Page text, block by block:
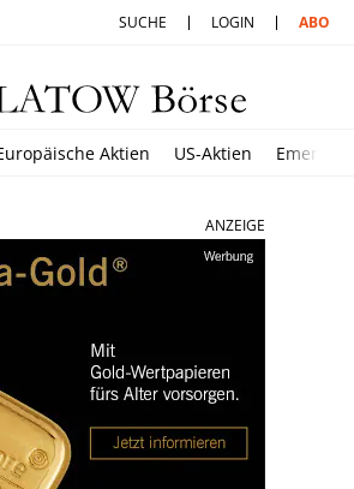
SUCHE LOGIN ABO
Aktien US-Aktien
ANZEIGE